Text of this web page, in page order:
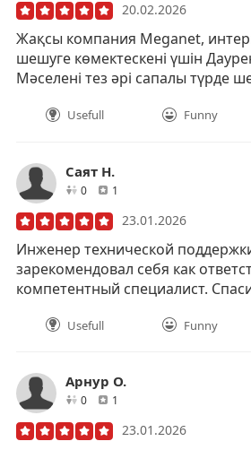
20.02.2026
Жақсы компания Meganet,
шешуге көмектескені үшін
Мәселені тез әрі сапалы түрде
Usefull Funny
Саят Н.
0друзей1
23.01.2026
Инженер технической
зарекомендовал себя как
компетентный специалист.
Usefull Funny
Арнур О.
0друзей1
23.01.2026